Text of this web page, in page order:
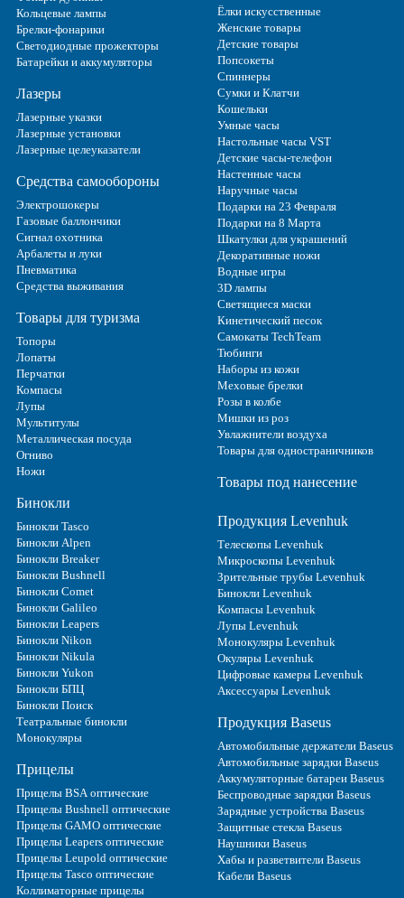
Кольцевые лампы
Брелки-фонарики
Светодиодные прожекторы
Батарейки и аккумуляторы
Лазеры
Лазерные указки
Лазерные установки
Лазерные целеуказатели
Средства самообороны
Электрошокеры
Газовые баллончики
Сигнал охотника
Арбалеты и луки
Пневматика
Средства выживания
Товары для туризма
Топоры
Лопаты
Перчатки
Компасы
Лупы
Мультитулы
Металлическая посуда
Огниво
Ножи
Бинокли
Бинокли Tasco
Бинокли Alpen
Бинокли Breaker
Бинокли Bushnell
Бинокли Comet
Бинокли Galileo
Бинокли Leapers
Бинокли Nikon
Бинокли Nikula
Бинокли Yukon
Бинокли БПЦ
Бинокли Поиск
Театральные бинокли
Монокуляры
Прицелы
Прицелы BSA оптические
Прицелы Bushnell оптические
Прицелы GAMO оптические
Прицелы Leapers оптические
Прицелы Leupold оптические
Прицелы Tasco оптические
Коллиматорные прицелы
Ёлки искусственные
Женские товары
Детские товары
Попсокеты
Спиннеры
Сумки и Клатчи
Кошельки
Умные часы
Настольные часы VST
Детские часы-телефон
Настенные часы
Наручные часы
Подарки на 23 Февраля
Подарки на 8 Марта
Шкатулки для украшений
Декоративные ножи
Водные игры
3D лампы
Светящиеся маски
Кинетический песок
Самокаты TechTeam
Тюбинги
Наборы из кожи
Меховые брелки
Розы в колбе
Мишки из роз
Увлажнители воздуха
Товары для одностраничников
Товары под нанесение
Продукция Levenhuk
Телескопы Levenhuk
Микроскопы Levenhuk
Зрительные трубы Levenhuk
Бинокли Levenhuk
Компасы Levenhuk
Лупы Levenhuk
Монокуляры Levenhuk
Окуляры Levenhuk
Цифровые камеры Levenhuk
Аксессуары Levenhuk
Продукция Baseus
Автомобильные держатели Baseus
Автомобильные зарядки Baseus
Аккумуляторные батареи Baseus
Беспроводные зарядки Baseus
Зарядные устройства Baseus
Защитные стекла Baseus
Наушники Baseus
Хабы и разветвители Baseus
Кабели Baseus